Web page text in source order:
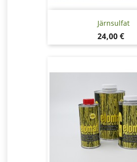
Järnsulfat
Pris
24,00 €